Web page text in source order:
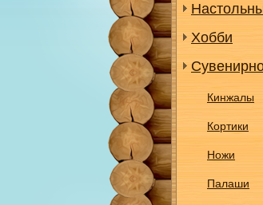
Хобби
Кинжалы
Кортики
Ножи
Палаши